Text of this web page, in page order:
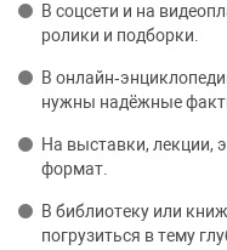
В соцсети и на
ролики и подборки.
В
нужны надёжные
На выставки,
формат.
В библиотеку или
погрузиться в тему